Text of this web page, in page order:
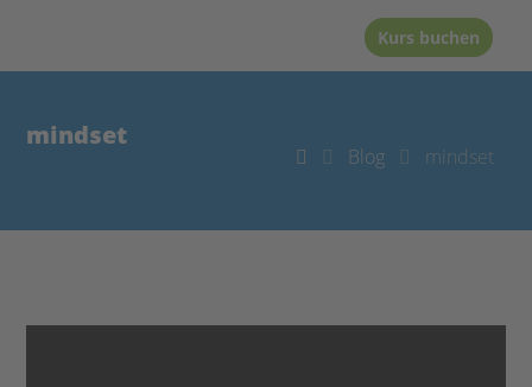
Kurs buchen
mindset
Blog mindset